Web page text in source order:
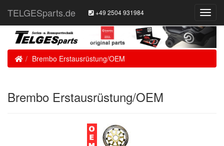
TELGESparts.de +49 2504 931984
HomeBrembo Erstausrüstung/OEM
Brembo Erstausrüstung/OEM